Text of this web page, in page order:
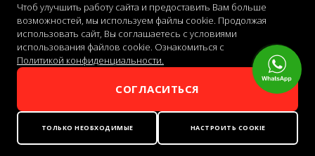
Режим работы:
ПН-ПТ С 9:00 до 18:00
Адрес:
Телефон:
Чтоб улучшить работу сайта и предоставить Вам больше
возможностей, мы используем файлы cookie. Продолжая
использовать сайт, Вы соглашаетесь с условиями
использования файлов cookie. Ознакомиться с
Политикой конфиденциальности.
СОГЛАСИТЬСЯ
ТОЛЬКО НЕОБХОДИМЫЕ НАСТРОИТЬ COOKIE